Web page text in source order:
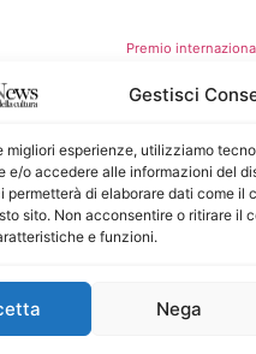
Gestisci
migliori esperienze, utilizziamo
e/o accedere alle informazioni del
permetterà di elaborare dati come il
sito. Non acconsentire o ritirare il
e funzioni.
Nega
Premio